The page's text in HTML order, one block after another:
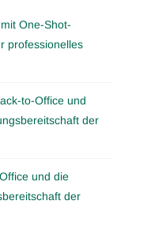
One-Shot-
professionelles
to-Office und
der
und die
der